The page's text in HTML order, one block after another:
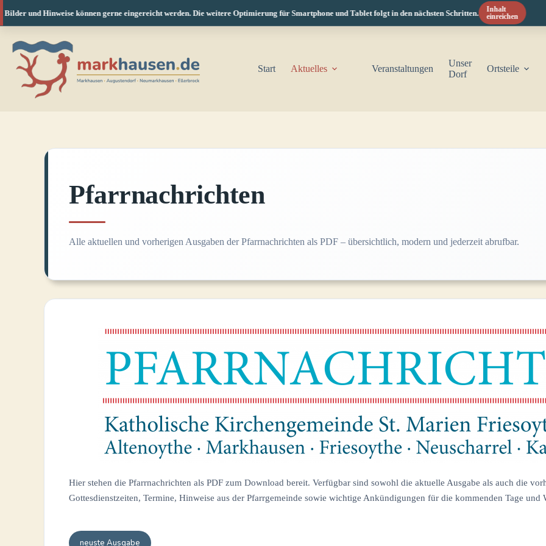
und Hinweise können gerne eingereicht werden. Die weitere Optimierung für Smartphone und Tablet folgt in den nächsten Schritten.
Inhalt
einreichen
Inhalt
springen
Start
Aktuelles Veranstaltungen
Unser
Dorf
Ortsteile
Pfarrnachrichten
Alle aktuellen und vorherigen Ausgaben der Pfarrnachrichten als PDF – übersichtlich, modern und jederzeit abrufbar.
Hier stehen die Pfarrnachrichten als PDF zum Download bereit. Verfügbar sind sowohl die aktuelle Ausgabe als auch die
Gottesdienstzeiten, Termine, Hinweise aus der Pfarrgemeinde sowie wichtige Ankündigungen für die kommenden Tage und
neuste Ausgabe